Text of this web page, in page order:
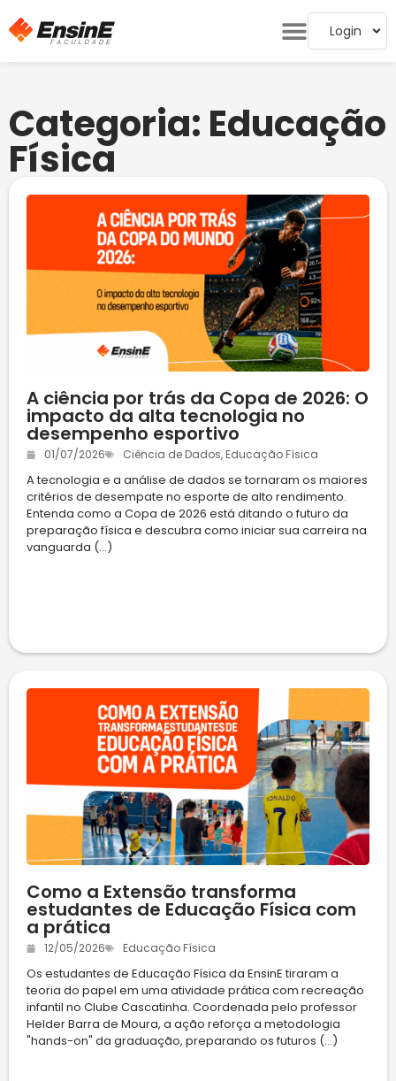
Login
Categoria: Educação
Física
A ciência por trás da Copa de 2026: O
impacto da alta tecnologia no
desempenho esportivo
01/07/2026 Ciência de Dados, Educação Física
A tecnologia e a análise de dados se tornaram os maiores
critérios de desempate no esporte de alto rendimento.
Entenda como a Copa de 2026 está ditando o futuro da
preparação física e descubra como iniciar sua carreira na
vanguarda (...)
Como a Extensão transforma
estudantes de Educação Física com
a prática
12/05/2026 Educação Física
Os estudantes de Educação Física da EnsinE tiraram a
teoria do papel em uma atividade prática com recreação
infantil no Clube Cascatinha. Coordenada pelo professor
Helder Barra de Moura, a ação reforça a metodologia
"hands-on" da graduação, preparando os futuros (...)